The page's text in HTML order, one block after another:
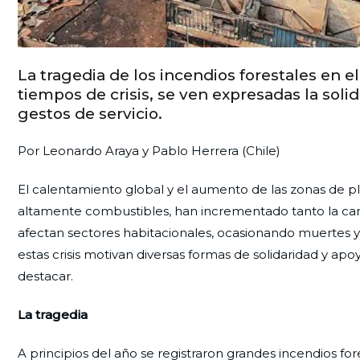
La tragedia de los incendios forestales en
tiempos de crisis, se ven expresadas la
gestos de servicio.
Por Leonardo Araya y Pablo Herrera (Chile)
El calentamiento global y el aumento de las zonas de
altamente combustibles, han incrementado tanto la
afectan sectores habitacionales, ocasionando muertes
estas crisis motivan diversas formas de solidaridad y
destacar.
La tragedia
A principios del año se registraron grandes incendios